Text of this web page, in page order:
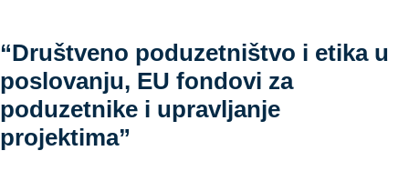
“Društveno poduzetništvo i etika u
poslovanju, EU fondovi za
poduzetnike i upravljanje
projektima”